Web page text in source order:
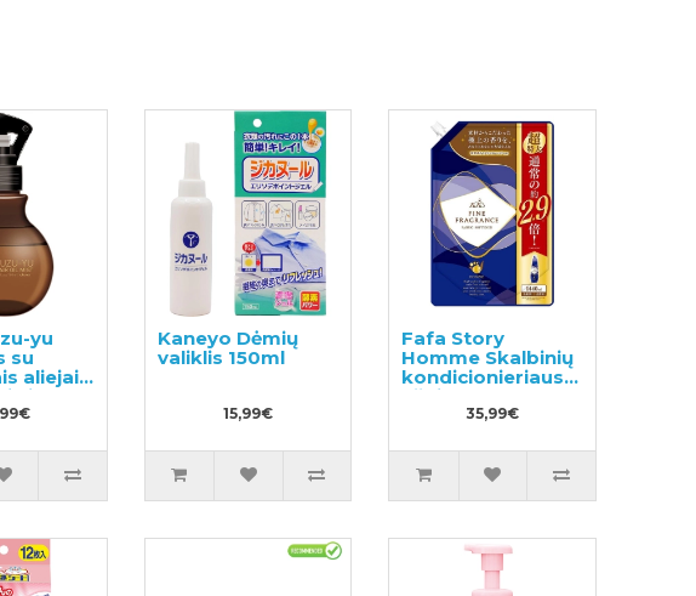
yu
su
aliejais
ir
Kaneyo Dėmių
valiklis 150ml
15,99€
Fafa Story
Homme Skalbinių
kondicionieriaus
užpildas 1440ml
35,99€